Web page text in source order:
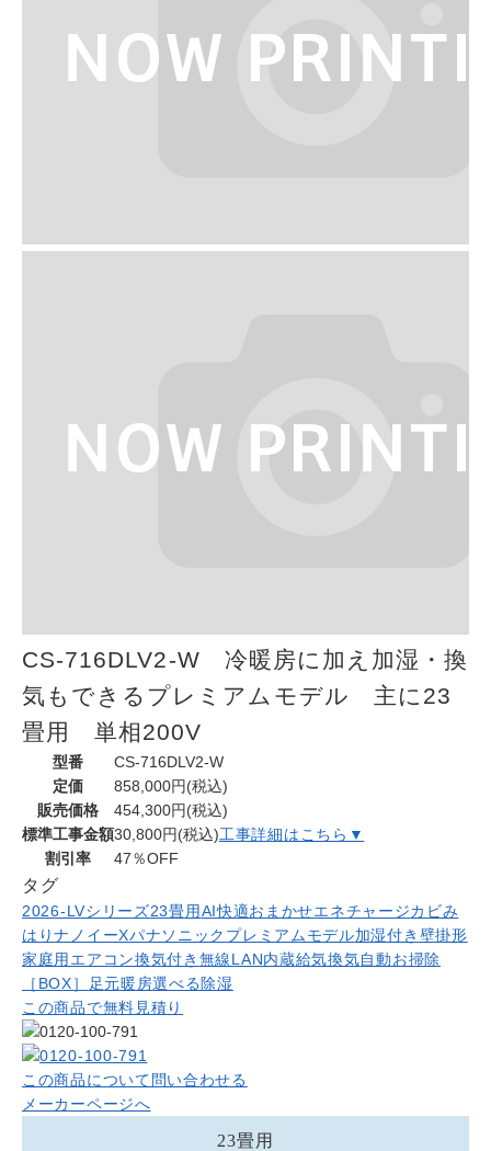
CS-716DLV2-W 冷暖房に加え加湿・換
気もできるプレミアムモデル 主に23
畳用 単相200V
型番
CS-716DLV2-W
定価
858,000円(税込)
販売価格
454,300円(税込)
標準工事金額30,800円(税込)工事詳細はこちら▼
割引率
47％OFF
タグ
2026-LVシリーズ23畳用AI快適おまかせエネチャージカビみ
はりナノイーXパナソニック プレミアムモデル加湿付き 壁掛形
家庭用エアコン換気付き 無線LAN内蔵給気換気自動お掃除
［BOX］
足元暖房選べる除湿
この商品で無料見積り
この商品について問い合わせる
メーカーページへ
23畳用